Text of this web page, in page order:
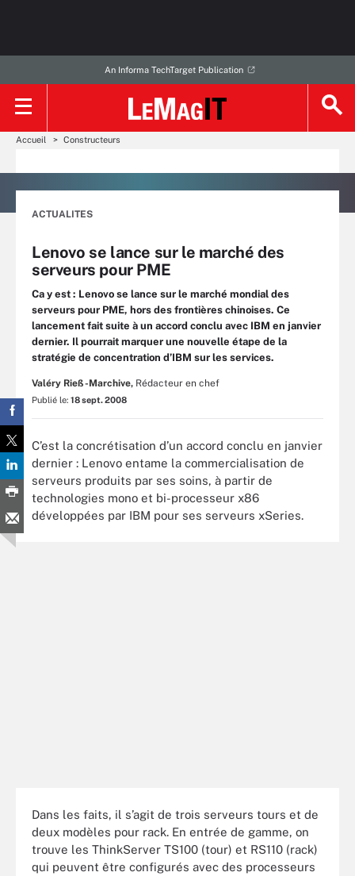
An Informa TechTarget Publication
Accueil Constructeurs
ACTUALITES
Lenovo se lance sur le marché des
serveurs pour PME
Ca y est : Lenovo se lance sur le marché mondial des
serveurs pour PME, hors des frontières chinoises. Ce
lancement fait suite à un accord conclu avec IBM en janvier
dernier. Il pourrait marquer une nouvelle étape de la
stratégie de concentration d’IBM sur les services.
Valéry Rieß-Marchive, Rédacteur en chef
Publié le: 18 sept. 2008
C’est la concrétisation d’un accord conclu en janvier
dernier : Lenovo entame la commercialisation de
serveurs produits par ses soins, à partir de
technologies mono et bi-processeur x86
développées par IBM pour ses serveurs xSeries.
Dans les faits, il s’agit de trois serveurs tours et de
deux modèles pour rack. En entrée de gamme, on
trouve les ThinkServer TS100 (tour) et RS110 (rack)
qui peuvent être configurés avec des processeurs